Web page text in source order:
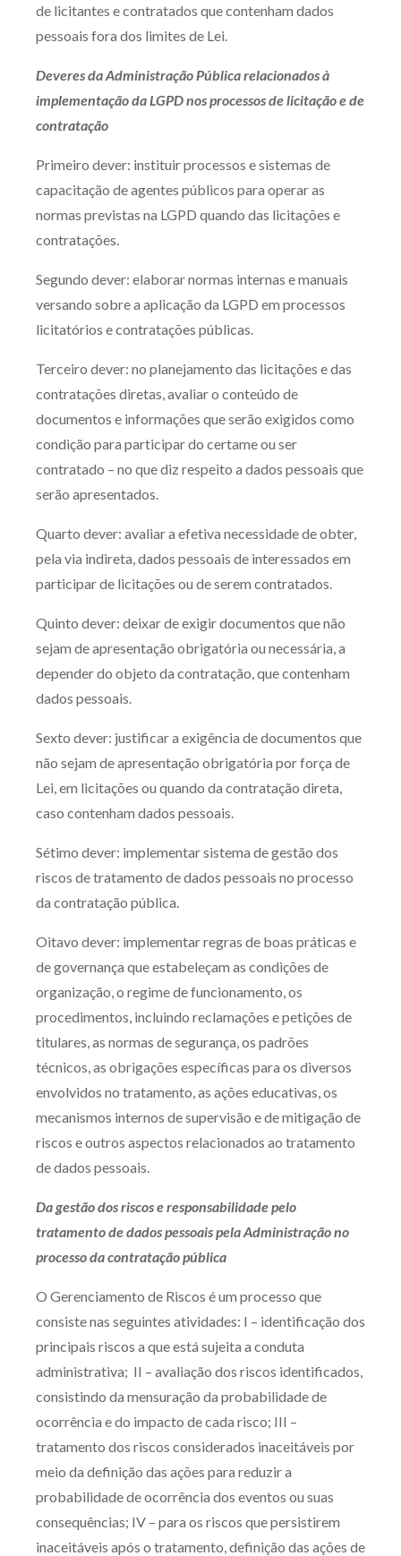
de licitantes e contratados que contenham dados
pessoais fora dos limites de Lei.
Deveres da Administração Pública relacionados à
implementação da LGPD nos processos de licitação e de
contratação
Primeiro dever: instituir processos e sistemas de
capacitação de agentes públicos para operar as
normas previstas na LGPD quando das licitações e
contratações.
Segundo dever: elaborar normas internas e manuais
versando sobre a aplicação da LGPD em processos
licitatórios e contratações públicas.
Terceiro dever: no planejamento das licitações e das
contratações diretas, avaliar o conteúdo de
documentos e informações que serão exigidos como
condição para participar do certame ou ser
contratado – no que diz respeito a dados pessoais que
serão apresentados.
Quarto dever: avaliar a efetiva necessidade de obter,
pela via indireta, dados pessoais de interessados em
participar de licitações ou de serem contratados.
Quinto dever: deixar de exigir documentos que não
sejam de apresentação obrigatória ou necessária, a
depender do objeto da contratação, que contenham
dados pessoais.
Sexto dever: justificar a exigência de documentos que
não sejam de apresentação obrigatória por força de
Lei, em licitações ou quando da contratação direta,
caso contenham dados pessoais.
Sétimo dever: implementar sistema de gestão dos
riscos de tratamento de dados pessoais no processo
da contratação pública.
Oitavo dever: implementar regras de boas práticas e
de governança que estabeleçam as condições de
organização, o regime de funcionamento, os
procedimentos, incluindo reclamações e petições de
titulares, as normas de segurança, os padrões
técnicos, as obrigações específicas para os diversos
envolvidos no tratamento, as ações educativas, os
mecanismos internos de supervisão e de mitigação de
riscos e outros aspectos relacionados ao tratamento
de dados pessoais.
Da gestão dos riscos e responsabilidade pelo
tratamento de dados pessoais pela Administração no
processo da contratação pública
O Gerenciamento de Riscos é um processo que
consiste nas seguintes atividades: I – identificação dos
principais riscos a que está sujeita a conduta
administrativa; II – avaliação dos riscos identificados,
consistindo da mensuração da probabilidade de
ocorrência e do impacto de cada risco; III –
tratamento dos riscos considerados inaceitáveis por
meio da definição das ações para reduzir a
probabilidade de ocorrência dos eventos ou suas
consequências; IV – para os riscos que persistirem
inaceitáveis após o tratamento, definição das ações de